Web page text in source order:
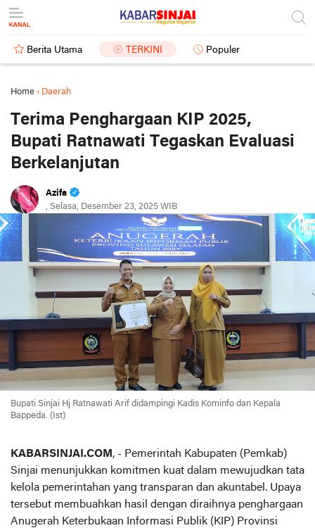
Berita Utama TERKINI Populer
Home › Daerah
Terima Penghargaan KIP 2025,
Bupati Ratnawati Tegaskan Evaluasi
Berkelanjutan
Azifa
, Selasa, Desember 23, 2025 WIB
Bupati Sinjai Hj Ratnawati Arif didampingi Kadis Kominfo dan Kepala
Bappeda. (Ist)
KABARSINJAI.COM , - Pemerintah Kabupaten (Pemkab)
Sinjai menunjukkan komitmen kuat dalam mewujudkan tata
kelola pemerintahan yang transparan dan akuntabel. Upaya
tersebut membuahkan hasil dengan diraihnya penghargaan
Anugerah Keterbukaan Informasi Publik (KIP) Provinsi